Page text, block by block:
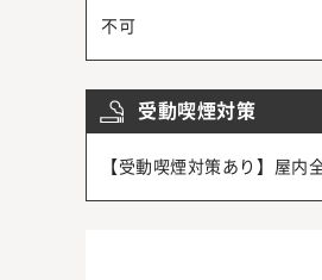
不可
受動喫煙対策
【受動喫煙対策あり】屋内